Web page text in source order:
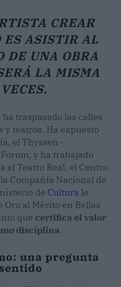
CREAR
ES ASISTIR AL
DE UNA OBRA
LA MISMA
traspasado las calles
y teatros. Ha expuesto
el Thyssen-
y ha trabajado
el Teatro Real, el Centro
Compañía Nacional de
de Cultura le
Oro al Mérito en Bellas
que certifica el valor
disciplina.
una pregunta